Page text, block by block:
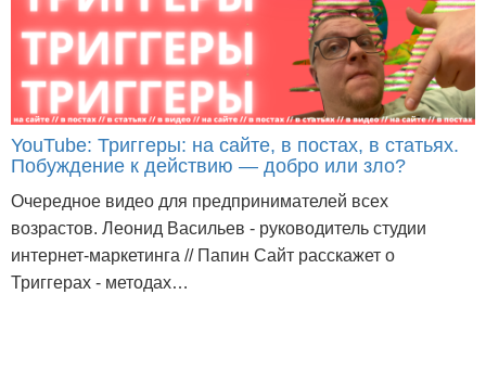
YouTube: Триггеры: на сайте, в постах, в статьях.
Побуждение к действию — добро или зло?
Очередное видео для предпринимателей всех
возрастов. Леонид Васильев - руководитель студии
интернет-маркетинга // Папин Сайт расскажет о
Триггерах - методах…